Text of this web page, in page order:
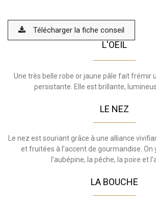
Télécharger la fiche conseil
L'OEIL
Une très belle robe or jaune pâle fait frémir
persistante. Elle est brillante,
LE NEZ
Le nez est souriant grâce à une alliance
et fruitées à l’accent de gourmandise. On
l’aubépine, la pêche, la poire et
LA BOUCHE